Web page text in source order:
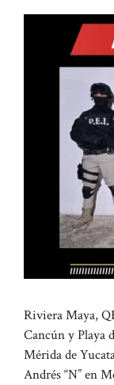
Riviera Maya,
Cancún y Playa
Mérida de
Andrés “N” en